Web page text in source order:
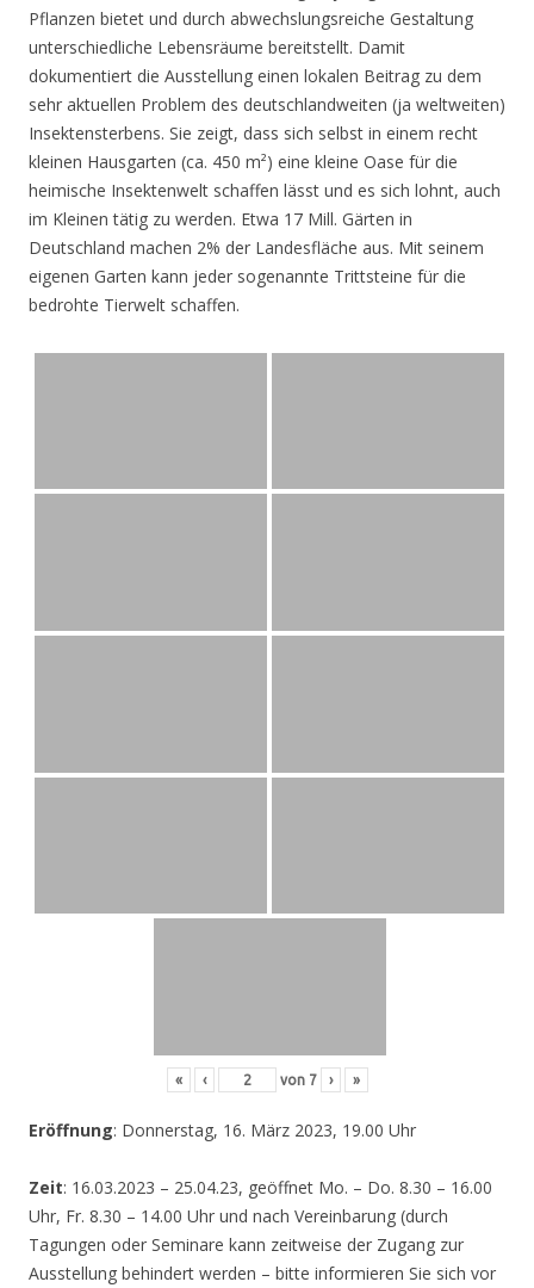
Pflanzen bietet und durch abwechslungsreiche Gestaltung
unterschiedliche Lebensräume bereitstellt. Damit
dokumentiert die Ausstellung einen lokalen Beitrag zu dem
sehr aktuellen Problem des deutschlandweiten (ja weltweiten)
Insektensterbens. Sie zeigt, dass sich selbst in einem recht
kleinen Hausgarten (ca. 450 m²) eine kleine Oase für die
heimische Insektenwelt schaffen lässt und es sich lohnt, auch
im Kleinen tätig zu werden. Etwa 17 Mill. Gärten in
Deutschland machen 2% der Landesfläche aus. Mit seinem
eigenen Garten kann jeder sogenannte Trittsteine für die
bedrohte Tierwelt schaffen.
« ‹ von 7 › »
Eröffnung: Donnerstag, 16. März 2023, 19.00 Uhr
Zeit: 16.03.2023 – 25.04.23, geöffnet Mo. – Do. 8.30 – 16.00
Uhr, Fr. 8.30 – 14.00 Uhr und nach Vereinbarung (durch
Tagungen oder Seminare kann zeitweise der Zugang zur
Ausstellung behindert werden – bitte informieren Sie sich vor